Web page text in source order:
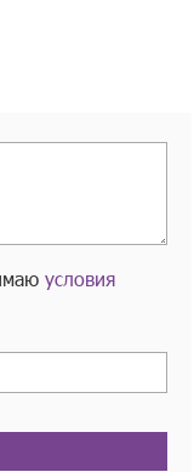
условия